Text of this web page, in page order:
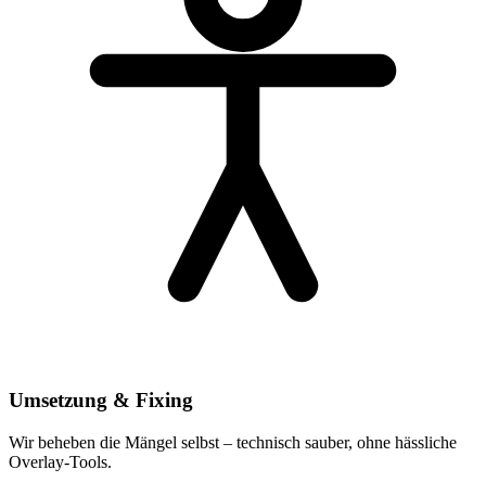
Umsetzung & Fixing
Wir beheben die Mängel selbst – technisch sauber, ohne hässliche
Overlay-Tools.